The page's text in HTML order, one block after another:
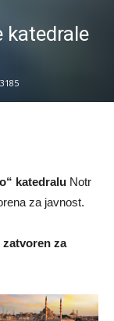
katedrale
3185
katedralu Notr
za javnost.
za